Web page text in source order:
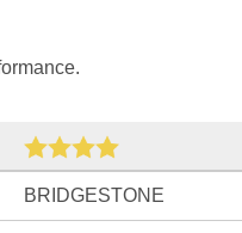
BRIDGESTONE